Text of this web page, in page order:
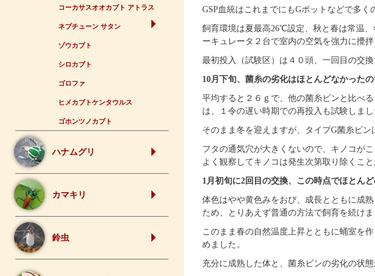
コーカサスオオカブト アトラス
ネプチューン サタン
ゾウカブト
シロカブト
ゴロファ
ヒメカブトケンタウルス
ゴホンツノカブト
ハナムグリ
カマキリ
鈴虫
GSP血統はこれまでにもGポットなどで多く
飼育環境は夏最高26℃設定、秋と春は常温
ーキュレータ２台で室内の空気を強力に攪拌
最初投入（試験区）は４０頭、一回目の交
10月下旬、菌糸の劣化はほとんどなかったの
平均すると２６ｇで、他の菌糸ビンと比べ
は、１令の遅い時期での再投入も試験しまし
そのまま冬を迎えますが、タイプG菌糸ビ
フタの通気穴が大きくないので、キノコが
よく観察してキノコは発生次第取り除くこと
1月初旬に2回目の交換、この時点でほとん
体色はやや黄色みをおび、成長とともに成
ため、とりあえず普通の方法で飼育を続けま
このまま春の自然温度上昇とともに蛹室を
めました。
充分に成熟した体と、菌糸ビンの劣化の状